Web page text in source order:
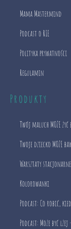
Mama Mastermind
Podcast o RIE
Polityka prywatności
Regulamin
Produkty
Twój maluch MOŻE żyć
Twoje dziecko MOŻE
Warsztaty stacjonarne
Kolorowanki
Podcast: Co robić,
Podcast: Może być